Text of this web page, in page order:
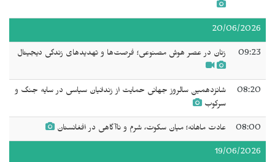
20/06/2026
09:23 زنان در عصر هوش مصنوعی؛ فرصت‌ها و تهدیدهای زندگی دیجیتال
08:20
شانزدهمین سالروز جهانی حمایت از زندانیان سیاسی در سایه جنگ و
سرکوب
08:00 عادت ماهانه؛ میان سکوت، شرم و ناآگاهی در افغانستان
19/06/2026